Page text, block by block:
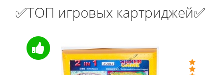
✅ТОП игровых картриджей✅